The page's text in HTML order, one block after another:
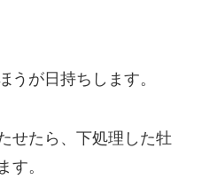
うが日持ちします。
せたら、下処理した牡
す。